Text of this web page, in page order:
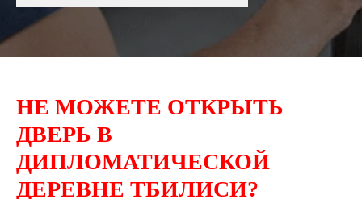
НЕ МОЖЕТЕ ОТКРЫТЬ
ДВЕРЬ В
ДИПЛОМАТИЧЕСКОЙ
ДЕРЕВНЕ ТБИЛИСИ?